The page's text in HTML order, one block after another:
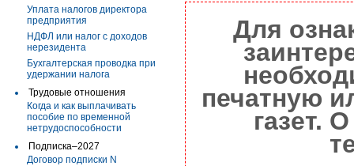
Уплата налогов директора
предприятия
НДФЛ или налог с доходов
нерезидента
Бухгалтерская проводка при
удержании налога
Трудовые отношения
Когда и как выплачивать
пособие по временной
нетрудоспособности
Подписка–2027
Договор подписки N
Для
печатную
газет.